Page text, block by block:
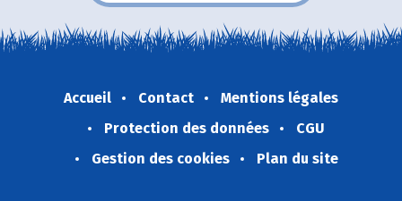
Accueil Contact
Mentions légales
Protection des données
CGU
Gestion des cookies
Plan du site